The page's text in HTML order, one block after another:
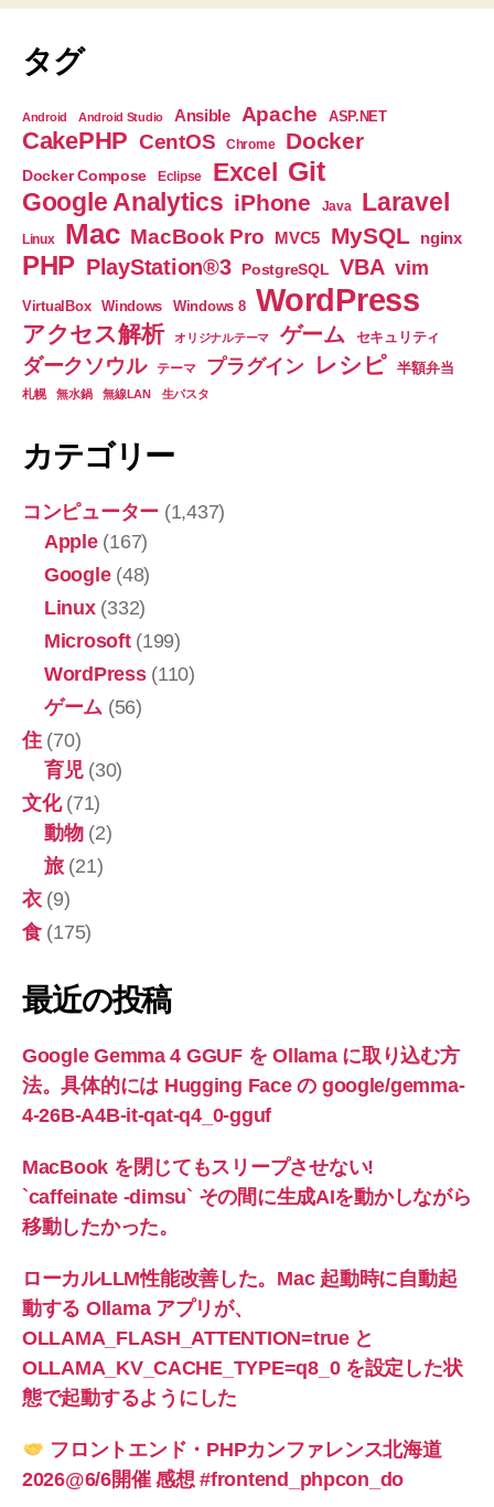
タグ
Android Android Studio Ansible Apache ASP.NET
CakePHP CentOS Chrome Docker
Docker Compose Eclipse Excel Git
Google Analytics iPhone Java Laravel
Linux Mac MacBook Pro MVC5 MySQL nginx
PHP PlayStation®3 PostgreSQL VBA vim
VirtualBox Windows Windows 8 WordPress
アクセス解析 オリジナルテーマ ゲーム セキュリティ
ダークソウル テーマ プラグイン レシピ 半額弁当
札幌 無水鍋 無線LAN 生パスタ
カテゴリー
コンピューター (1,437)
Apple(167)
Google(48)
Linux(332)
Microsoft(199)
WordPress(110)
ゲーム (56)
住(70)
育児(30)
文化(71)
動物(2)
旅(21)
衣(9)
食(175)
最近の投稿
Google Gemma 4 GGUF を Ollama に取り込む方
法。具体的には Hugging Face の google/gemma-
4-26B-A4B-it-qat-q4_0-gguf
MacBook を閉じてもスリープさせない!
`caffeinate -dimsu` その間に生成AIを動かしながら
移動したかった。
ローカルLLM性能改善した。Mac 起動時に自動起
動する Ollama アプリが、
OLLAMA_FLASH_ATTENTION=true と
OLLAMA_KV_CACHE_TYPE=q8_0 を設定した状
態で起動するようにした
フロントエンド・PHPカンファレンス北海道
2026@6/6開催 感想 #frontend_phpcon_do